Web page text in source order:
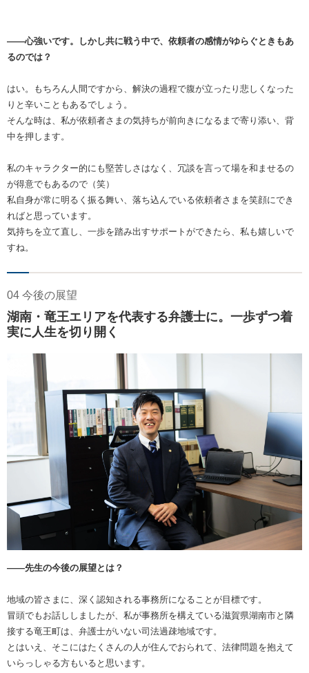
――心強いです。しかし共に戦う中で、依頼者の感情がゆらぐときもあ
るのでは？
はい。もちろん人間ですから、解決の過程で腹が立ったり悲しくなった
りと辛いこともあるでしょう。
そんな時は、私が依頼者さまの気持ちが前向きになるまで寄り添い、背
中を押します。
私のキャラクター的にも堅苦しさはなく、冗談を言って場を和ませるの
が得意でもあるので（笑）
私自身が常に明るく振る舞い、落ち込んでいる依頼者さまを笑顔にでき
ればと思っています。
気持ちを立て直し、一歩を踏み出すサポートができたら、私も嬉しいで
すね。
04 今後の展望
湖南・竜王エリアを代表する弁護士に。一歩ずつ着
実に人生を切り開く
――先生の今後の展望とは？
地域の皆さまに、深く認知される事務所になることが目標です。
冒頭でもお話ししましたが、私が事務所を構えている滋賀県湖南市と隣
接する竜王町は、弁護士がいない司法過疎地域です。
とはいえ、そこにはたくさんの人が住んでおられて、法律問題を抱えて
いらっしゃる方もいると思います。